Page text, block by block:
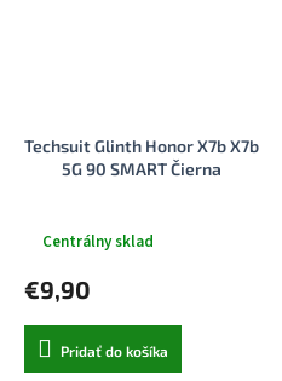
Techsuit Glinth Honor X7b X7b
5G 90 SMART Čierna
Centrálny sklad
€9,90
Pridať do košíka